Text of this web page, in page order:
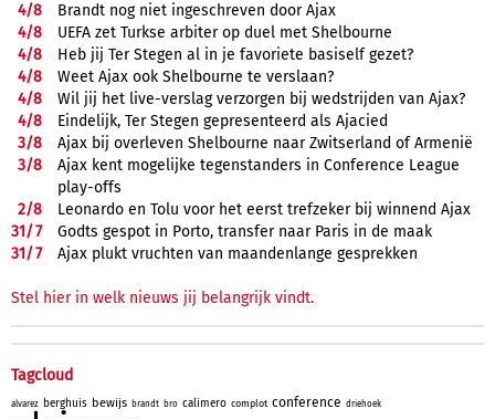
4/8
Brandt nog niet ingeschreven door Ajax
4/8
UEFA zet Turkse arbiter op duel met Shelbourne
4/8
Heb jij Ter Stegen al in je favoriete basiself gezet?
4/8
Weet Ajax ook Shelbourne te verslaan?
4/8
Wil jij het live-verslag verzorgen bij wedstrijden van Ajax?
4/8
Eindelijk, Ter Stegen gepresenteerd als Ajacied
3/8
Ajax bij overleven Shelbourne naar Zwitserland of Armenië
3/8
Ajax kent mogelijke tegenstanders in Conference League
play-offs
2/8
Leonardo en Tolu voor het eerst trefzeker bij winnend Ajax
31/7
Godts gespot in Porto, transfer naar Paris in de maak
31/7 Ajax plukt vruchten van maandenlange gesprekken
Stel hier in welk nieuws jij belangrijk vindt.
Tagcloud
alvarez berghuis bewijs brandt bro calimero complot conference driehoek